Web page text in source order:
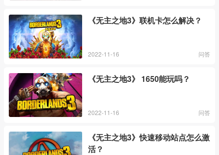
《无主之地3》联机卡怎么解决？
2022-11-16 问答
《无主之地3》 1650能玩吗？
2022-11-16 问答
《无主之地3》快速移动站点怎么激
活？